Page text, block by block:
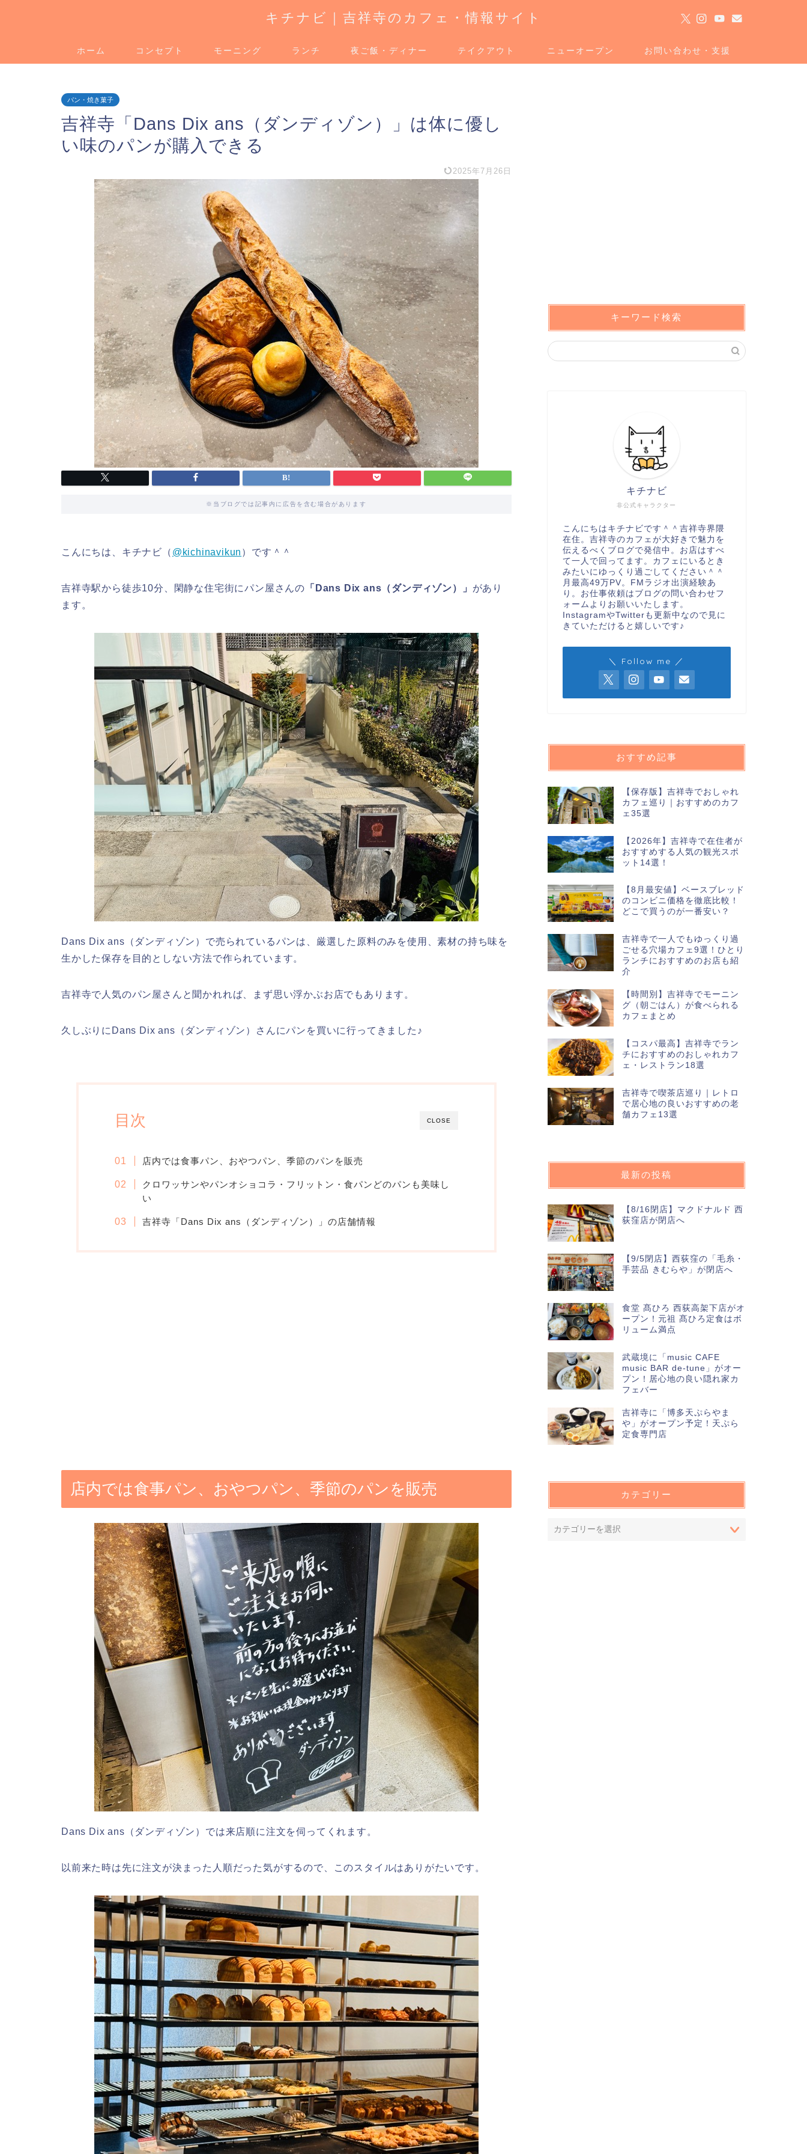
キチナビ｜吉祥寺のカフェ・情報サイト
ホーム コンセプト モーニング ランチ 夜ご飯・ディナー テイクアウト ニューオープン お問い合わせ・支援
パン・焼き菓子
吉祥寺「Dans Dix ans（ダンディゾン）」は体に優し
い味のパンが購入できる
2025年7月26日
※当ブログでは記事内に広告を含む場合があります
こんにちは、キチナビ（ @kichinavikun ）です＾＾
吉祥寺駅から徒歩10分、閑静な住宅街にパン屋さんの 「Dans Dix ans（ダンディゾン）」 があり
ます。
Dans Dix ans（ダンディゾン）で売られているパンは、厳選した原料のみを使用、素材の持ち味を
生かした保存を目的としない方法で作られています。
吉祥寺で人気のパン屋さんと聞かれれば、まず思い浮かぶお店でもあります。
久しぶりにDans Dix ans（ダンディゾン）さんにパンを買いに行ってきました♪
CLOSE
目次
店内では食事パン、おやつパン、季節のパンを販売
クロワッサンやパンオショコラ・フリットン・食パンどのパンも美味し
い
吉祥寺「Dans Dix ans（ダンディゾン）」の店舗情報
店内では食事パン、おやつパン、季節のパンを販売
Dans Dix ans（ダンディゾン）では来店順に注文を伺ってくれます。
以前来た時は先に注文が決まった人順だった気がするので、このスタイルはありがたいです。
キーワード検索
非公式キャラクター
キチナビ
こんにちはキチナビです＾＾吉祥寺界隈
在住。吉祥寺のカフェが大好きで魅力を
伝えるべくブログで発信中。お店はすべ
て一人で回ってます。カフェにいるとき
みたいにゆっくり過ごしてください＾＾
月最高49万PV。FMラジオ出演経験あ
り。お仕事依頼はブログの問い合わせフ
ォームよりお願いいたします。
InstagramやTwitterも更新中なので見に
きていただけると嬉しいです♪
＼ Follow me ／
おすすめ記事
【保存版】吉祥寺でおしゃれ
カフェ巡り｜おすすめのカフ
ェ35選
【2026年】吉祥寺で在住者が
おすすめする人気の観光スポ
ット14選！
【8月最安値】ベースブレッド
のコンビニ価格を徹底比較！
どこで買うのが一番安い？
吉祥寺で一人でもゆっくり過
ごせる穴場カフェ9選！ひとり
ランチにおすすめのお店も紹
介
【時間別】吉祥寺でモーニン
グ（朝ごはん）が食べられる
カフェまとめ
【コスパ最高】吉祥寺でラン
チにおすすめのおしゃれカフ
ェ・レストラン18選
吉祥寺で喫茶店巡り｜レトロ
で居心地の良いおすすめの老
舗カフェ13選
最新の投稿
【8/16閉店】マクドナルド 西
荻窪店が閉店へ
【9/5閉店】西荻窪の「毛糸・
手芸品 きむらや」が閉店へ
食堂 髙ひろ 西荻高架下店がオ
ープン！元祖 髙ひろ定食はボ
リューム満点
武蔵境に「music CAFE
music BAR de-tune」がオー
プン！居心地の良い隠れ家カ
フェバー
吉祥寺に「博多天ぷらやま
や」がオープン予定！天ぷら
定食専門店
カテゴリー